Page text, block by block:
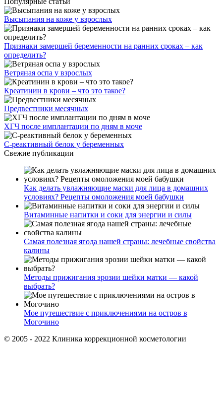
Высыпания на коже у взрослых
Признаки замершей беременности на ранних сроках – как
определить?
Ветряная оспа у взрослых
Креатинин в крови – что это такое?
Предвестники месячных
ХГЧ после имплантации по дням в моче
С-реактивный белок у беременных
Свежие публикации
Как делать увлажняющие маски для лица в домашних
условиях? Рецепты омоложения моей бабушки
Витаминные напитки и соки для энергии и силы
Самая полезная ягода нашей страны: лечебные свойства
калины
Методы прижигания эрозии шейки матки — какой
выбрать?
Мое путешествие с приключениями на остров в
Могочино
© 2005 - 2022 Клиника коррекционной косметологии